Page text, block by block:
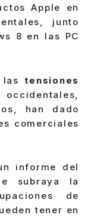
Apple en
junto
8 en las PC
lastensiones
han dado
comerciales
informe del
subraya la
de
tener en